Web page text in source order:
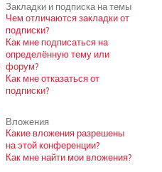
Закладки и подписка на темы
Чем отличаются закладки от
подписки?
Как мне подписаться на
определённую тему или
форум?
Как мне отказаться от
подписки?
Вложения
Какие вложения разрешены
на этой конференции?
Как мне найти мои вложения?